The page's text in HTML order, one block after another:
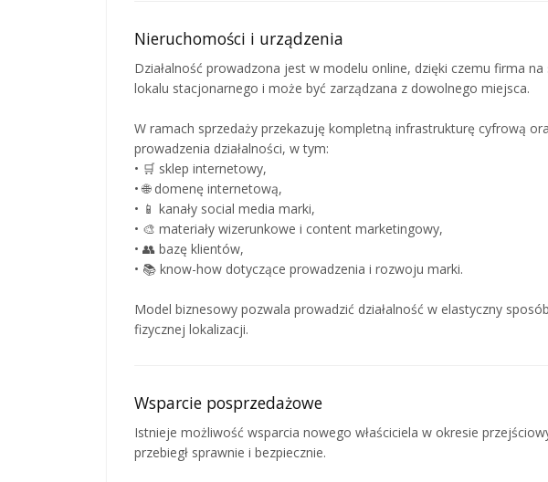
Nieruchomości i urządzenia
Działalność prowadzona jest w modelu online, dzięki czemu firma
lokalu stacjonarnego i może być zarządzana z dowolnego miejsca.
W ramach sprzedaży przekazuję kompletną infrastrukturę cyfrową
prowadzenia działalności, w tym:
• 🛒 sklep internetowy,
• 🌐 domenę internetową,
• 📱 kanały social media marki,
• 🎨 materiały wizerunkowe i content marketingowy,
• 👥 bazę klientów,
• 📚 know-how dotyczące prowadzenia i rozwoju marki.
Model biznesowy pozwala prowadzić działalność w elastyczny
fizycznej lokalizacji.
Wsparcie posprzedażowe
Istnieje możliwość wsparcia nowego właściciela w okresie
przebiegł sprawnie i bezpiecznie.